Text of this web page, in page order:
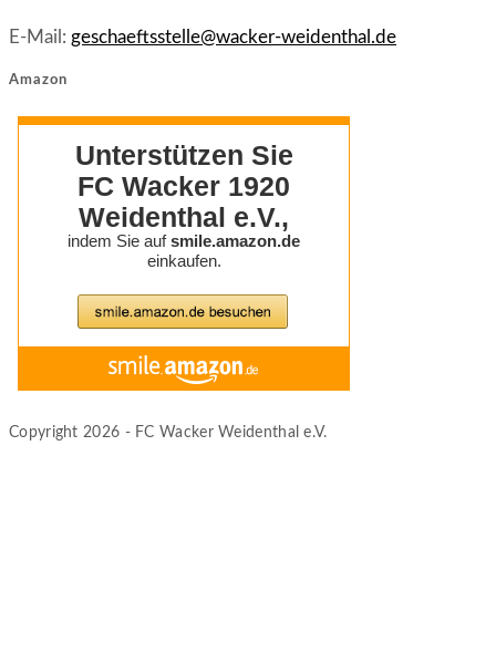
E-Mail: geschaeftsstelle@wacker-weidenthal.de
Amazon
Copyright 2026 - FC Wacker Weidenthal e.V.